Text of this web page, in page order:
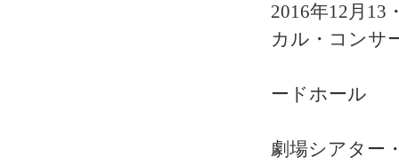
2016年12月13
カル・コンサ
ードホール
劇場シアター